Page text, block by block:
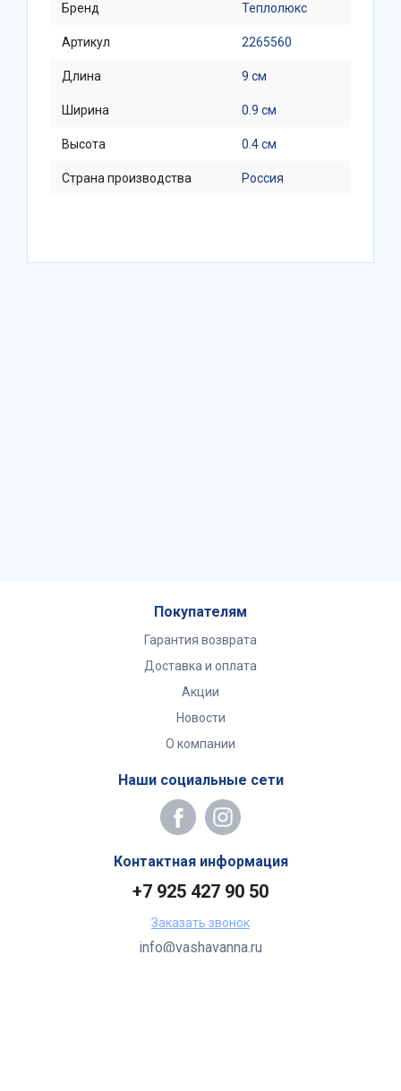
Бренд Теплолюкс
Артикул 2265560
Длина 9 см
Ширина 0.9 см
Высота 0.4 см
Страна производства Россия
Покупателям
Гарантия возврата
Доставка и оплата
Акции
Новости
О компании
Наши социальные сети
Контактная информация
+7 925 427 90 50
Заказать звонок
info@vashavanna.ru